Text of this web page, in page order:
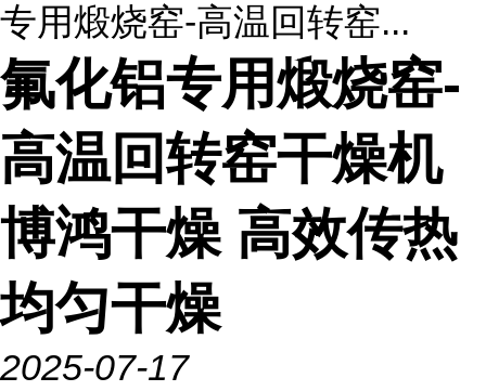
专用煅烧窑-高温回转窑...
氟化铝专用煅烧窑-
高温回转窑干燥机
博鸿干燥 高效传热
均匀干燥
2025-07-17